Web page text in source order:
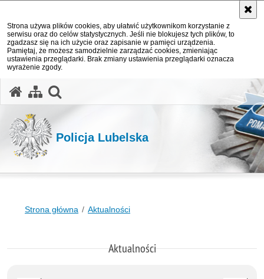
Strona używa plików cookies, aby ułatwić użytkownikom korzystanie z
serwisu oraz do celów statystycznych. Jeśli nie blokujesz tych plików, to
zgadzasz się na ich użycie oraz zapisanie w pamięci urządzenia.
Pamiętaj, że możesz samodzielnie zarządzać cookies, zmieniając
ustawienia przeglądarki. Brak zmiany ustawienia przeglądarki oznacza
wyrażenie zgody.
Policja Lubelska
Strona główna Aktualności
Aktualności